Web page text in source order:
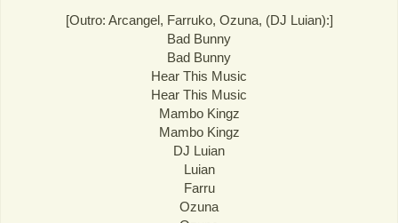
[Outro: Arcangel, Farruko, Ozuna, (DJ Luian):]
Bad Bunny
Bad Bunny
Hear This Music
Hear This Music
Mambo Kingz
Mambo Kingz
DJ Luian
Luian
Farru
Ozuna